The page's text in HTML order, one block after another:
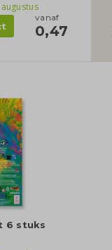
vanaf
0,47
6 stuks